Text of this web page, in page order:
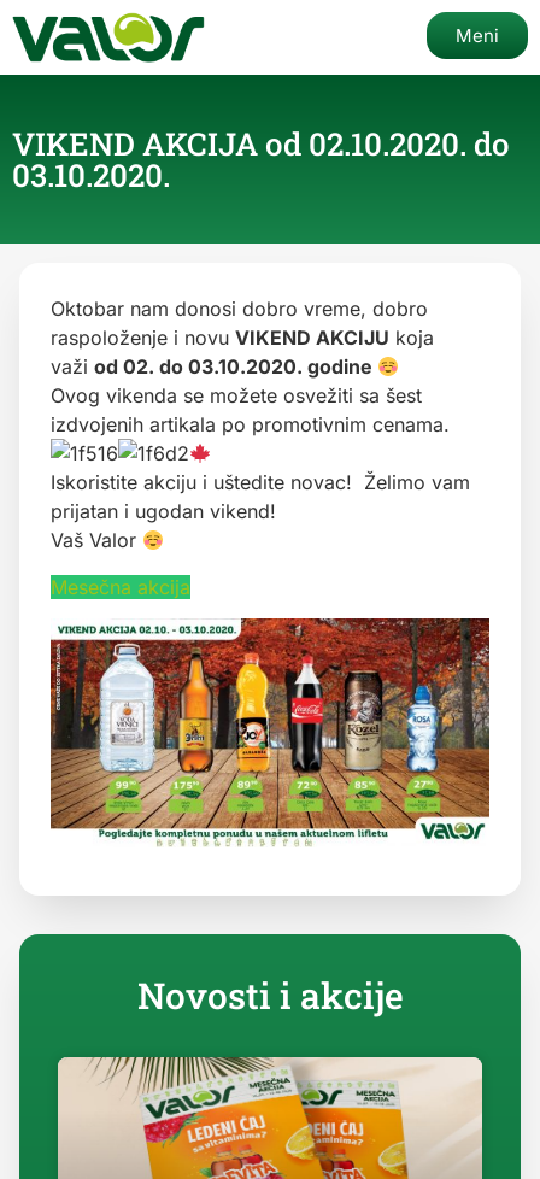
Meni
VIKEND AKCIJA od 02.10.2020. do
03.10.2020.
Oktobar nam donosi dobro vreme, dobro
raspoloženje i novu VIKEND AKCIJU koja
važi od 02. do 03.10.2020. godine
Ovog vikenda se možete osvežiti sa šest
izdvojenih artikala po promotivnim cenama.
Iskoristite akciju i uštedite novac! Želimo vam
prijatan i ugodan vikend!
Vaš Valor
Mesečna akcija
Novosti i akcije